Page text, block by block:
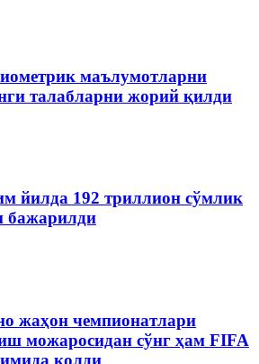
маълумотларни
талабларни жорий қилди
йилда 192 триллион сўмлик
жаҳон чемпионатлари
можаросидан сўнг ҳам FIFA
қолди